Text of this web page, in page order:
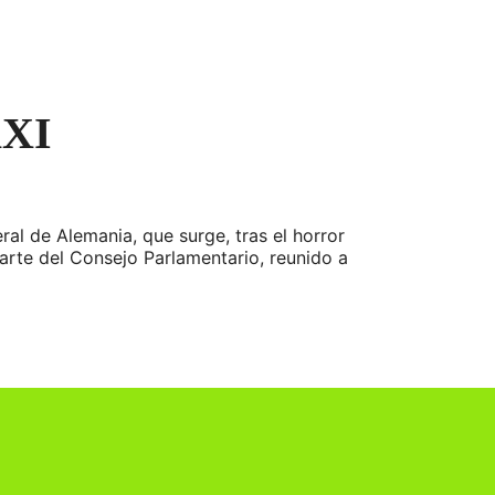
de Alemania, que surge, tras el horror
del Consejo Parlamentario, reunido a